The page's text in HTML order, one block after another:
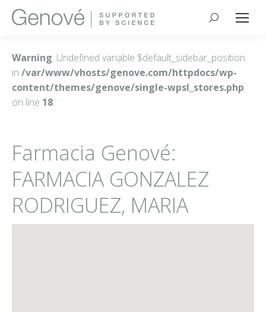
Buscar:
Warning: Undefined variable $default_sidebar_position
in /var/www/vhosts/genove.com/httpdocs/wp-
content/themes/genove/single-wpsl_stores.php
on line 18
Farmacia Genové:
FARMACIA GONZALEZ
RODRIGUEZ, MARIA